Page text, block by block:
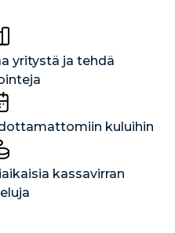
yritystä ja tehdä
kuluihin
kassavirran